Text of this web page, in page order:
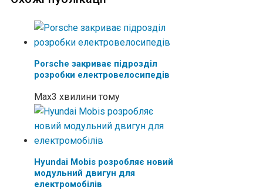
Porsche закриває підрозділ
розробки електровелосипедів
Max3 хвилини тому
Hyundai Mobis розробляє новий
модульний двигун для
електромобілів